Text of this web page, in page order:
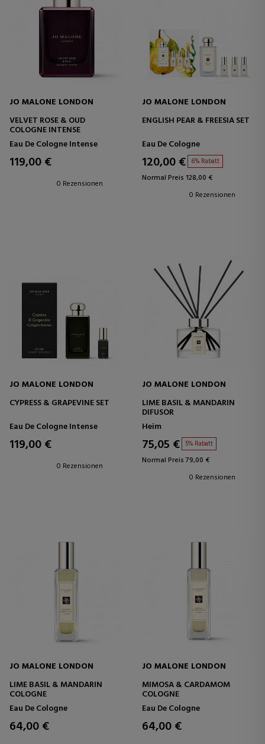
JO MALONE LONDON
VELVET ROSE & OUD
COLOGNE INTENSE
Eau De Cologne Intense
119,00 €
0 Rezensionen
JO MALONE LONDON
ENGLISH PEAR & FREESIA SET
Eau De Cologne
120,00 € 6% Rabatt
Normal Preis 128,00 €
0 Rezensionen
JO MALONE LONDON
CYPRESS & GRAPEVINE SET
Eau De Cologne Intense
119,00 €
0 Rezensionen
JO MALONE LONDON
LIME BASIL & MANDARIN
DIFUSOR
Heim
75,05 € 5% Rabatt
Normal Preis 79,00 €
0 Rezensionen
JO MALONE LONDON
LIME BASIL & MANDARIN
COLOGNE
Eau De Cologne
64,00 €
JO MALONE LONDON
MIMOSA & CARDAMOM
COLOGNE
Eau De Cologne
64,00 €